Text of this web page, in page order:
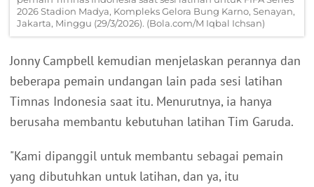
2026 Stadion Madya, Kompleks Gelora Bung Karno, Senayan,
Jakarta, Minggu (29/3/2026). (Bola.com/M Iqbal Ichsan)
Jonny Campbell kemudian menjelaskan perannya dan
beberapa pemain undangan lain pada sesi latihan
Timnas Indonesia saat itu. Menurutnya, ia hanya
berusaha membantu kebutuhan latihan Tim Garuda.
"Kami dipanggil untuk membantu sebagai pemain
yang dibutuhkan untuk latihan, dan ya, itu